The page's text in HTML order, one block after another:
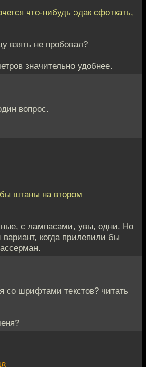
что-нибудь эдак сфоткать,
взять не пробовал?
значительно удобнее.
вопрос.
штаны на втором
с лампасами, увы, одни. Но
когда прилепили бы
со шрифтами текстов? читать